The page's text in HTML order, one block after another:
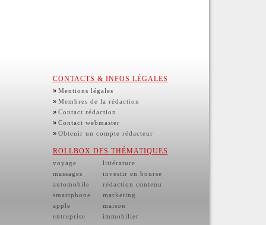
CONTACTS & INFOS LÉGALES
» Mentions légales
» Membres de la rédaction
» Contact rédaction
» Contact webmaster
» Obtenir un compte rédacteur
ROLLBOX DES THÉMATIQUES
voyage
massages
automobile
smartphone
apple
entreprise
littérature
investir en bourse
rédaction contenu
marketing
maison
immobilier